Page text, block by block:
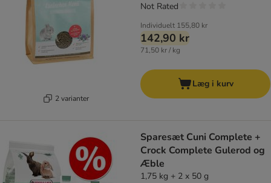
2 varianter
Individuelt 155,80 kr
142,90 kr
71,50 kr / kg
Not Rated
Læg i kurv
Sparesæt Cuni Complete +
Crock Complete Gulerod og
Æble
1,75 kg + 2 x 50 g